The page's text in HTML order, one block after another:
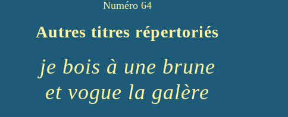
Numéro 64
Autres titres répertoriés
je bois à une brune
et vogue la galère